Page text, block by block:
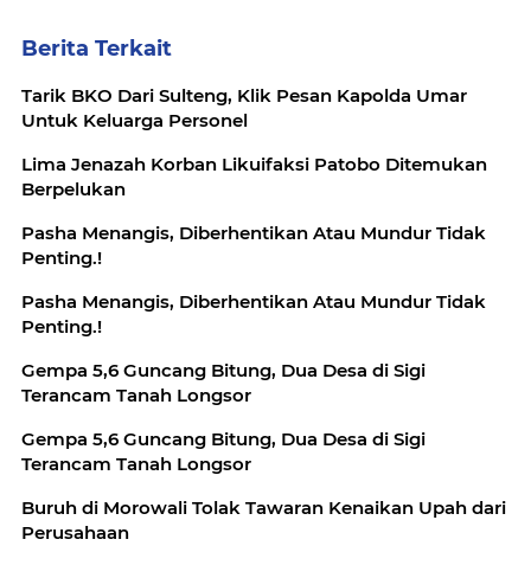
Berita Terkait
Tarik BKO Dari Sulteng, Klik Pesan Kapolda Umar
Untuk Keluarga Personel
Lima Jenazah Korban Likuifaksi Patobo Ditemukan
Berpelukan
Pasha Menangis, Diberhentikan Atau Mundur Tidak
Penting.!
Pasha Menangis, Diberhentikan Atau Mundur Tidak
Penting.!
Gempa 5,6 Guncang Bitung, Dua Desa di Sigi
Terancam Tanah Longsor
Gempa 5,6 Guncang Bitung, Dua Desa di Sigi
Terancam Tanah Longsor
Buruh di Morowali Tolak Tawaran Kenaikan Upah dari
Perusahaan